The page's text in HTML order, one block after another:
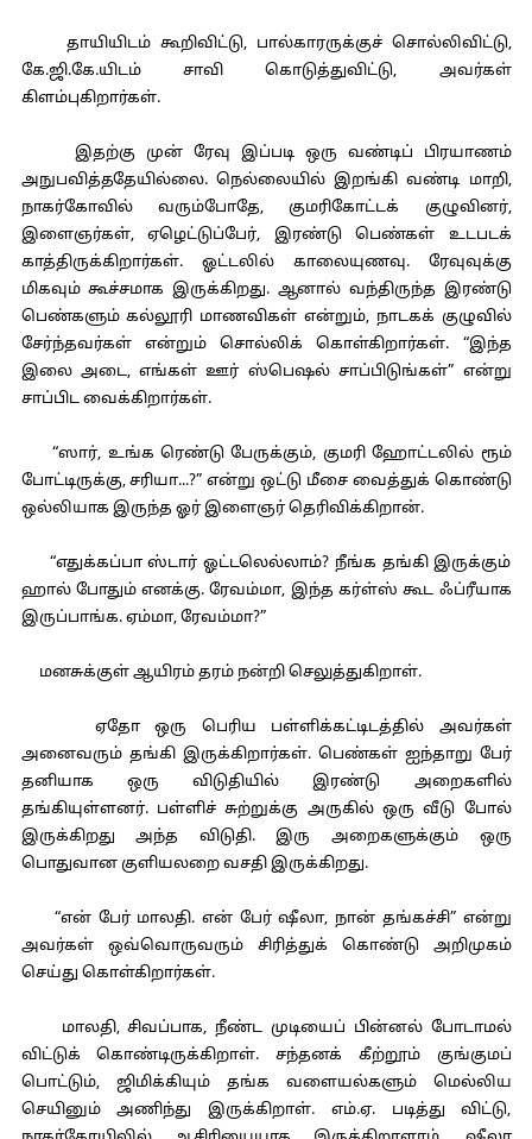
தாயியிடம் கூறிவிட்டு, பால்காரருக்குச் சொல்லிவிட்டு,
கே.ஜி.கே.யிடம் சாவி கொடுத்துவிட்டு, அவர்கள்
கிளம்புகிறார்கள்.
இதற்கு முன் ரேவு இப்படி ஒரு வண்டிப் பிரயாணம்
அநுபவித்ததேயில்லை. நெல்லையில் இறங்கி வண்டி மாறி,
நாகர்கோவில் வரும்போதே, குமரிகோட்டக் குழுவினர்,
இளைஞர்கள், ஏழெட்டுப்பேர், இரண்டு பெண்கள் உடபடக்
காத்திருக்கிறார்கள். ஓட்டலில் காலையுணவு. ரேவுவுக்கு
மிகவும் கூச்சமாக இருக்கிறது. ஆனால் வந்திருந்த இரண்டு
பெண்களும் கல்லூரி மாணவிகள் என்றும், நாடகக் குழுவில்
சேர்ந்தவர்கள் என்றும் சொல்லிக் கொள்கிறார்கள். “இந்த
இலை அடை, எங்கள் ஊர் ஸ்பெஷல் சாப்பிடுங்கள்” என்று
சாப்பிட வைக்கிறார்கள்.
“ஸார், உங்க ரெண்டு பேருக்கும், குமரி ஹோட்டலில் ரூம்
போட்டிருக்கு, சரியா...?” என்று ஒட்டு மீசை வைத்துக் கொண்டு
ஒல்லியாக இருந்த ஓர் இளைஞர் தெரிவிக்கிறான்.
“எதுக்கப்பா ஸ்டார் ஓட்டலெல்லாம்? நீங்க தங்கி இருக்கும்
ஹால் போதும் எனக்கு. ரேவம்மா, இந்த கர்ள்ஸ் கூட ஃப்ரீயாக
இருப்பாங்க. ஏம்மா, ரேவம்மா?”
மனசுக்குள் ஆயிரம் தரம் நன்றி செலுத்துகிறாள்.
ஏதோ ஒரு பெரிய பள்ளிக்கட்டிடத்தில் அவர்கள்
அனைவரும் தங்கி இருக்கிறார்கள். பெண்கள் ஐந்தாறு பேர்
தனியாக ஒரு விடுதியில் இரண்டு அறைகளில்
தங்கியுள்ளனர். பள்ளிச் சுற்றுக்கு அருகில் ஒரு வீடு போல்
இருக்கிறது அந்த விடுதி. இரு அறைகளுக்கும் ஒரு
பொதுவான குளியலறை வசதி இருக்கிறது.
“என் பேர் மாலதி. என் பேர் ஷீலா, நான் தங்கச்சி” என்று
அவர்கள் ஒவ்வொருவரும் சிரித்துக் கொண்டு அறிமுகம்
செய்து கொள்கிறார்கள்.
மாலதி, சிவப்பாக, நீண்ட முடியைப் பின்னல் போடாமல்
விட்டுக் கொண்டிருக்கிறாள். சந்தனக் கீற்றூம் குங்குமப்
பொட்டும், ஜிமிக்கியும் தங்க வளையல்களும் மெல்லிய
செயினும் அணிந்து இருக்கிறாள். எம்.ஏ. படித்து விட்டு,